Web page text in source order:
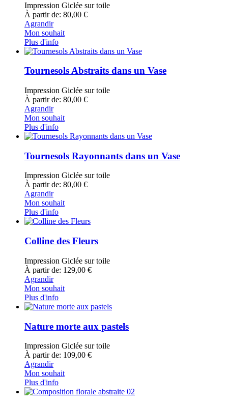
Impression Giclée sur toile
À partir de: 80,00 €
Agrandir
Mon souhait
Plus d'info
Tournesols Abstraits dans un Vase
Impression Giclée sur toile
À partir de: 80,00 €
Agrandir
Mon souhait
Plus d'info
Tournesols Rayonnants dans un Vase
Impression Giclée sur toile
À partir de: 80,00 €
Agrandir
Mon souhait
Plus d'info
Colline des Fleurs
Impression Giclée sur toile
À partir de: 129,00 €
Agrandir
Mon souhait
Plus d'info
Nature morte aux pastels
Impression Giclée sur toile
À partir de: 109,00 €
Agrandir
Mon souhait
Plus d'info